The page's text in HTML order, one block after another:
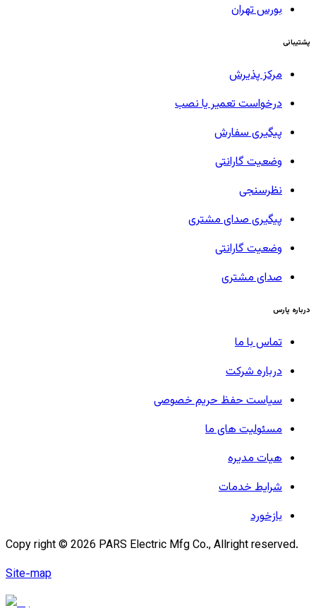
بورس تهران
پشتیبانی
مرکز پذیرش
درخواست تعمیر یا نصب
پیگیری سفارش
وضعیت گارانتی
نظرسنجی
پیگیری صدای مشتری
وضعیت گارانتی
صدای مشتری
درباره پارس
تماس با ما
درباره شرکت
سیاست حفظ حریم خصوصی
مسئولیت های ما
هیات مدیره
شرایط خدمات
بازخورد
Copy right © 2026 PARS Electric Mfg Co., Allright reserved.
Site-map